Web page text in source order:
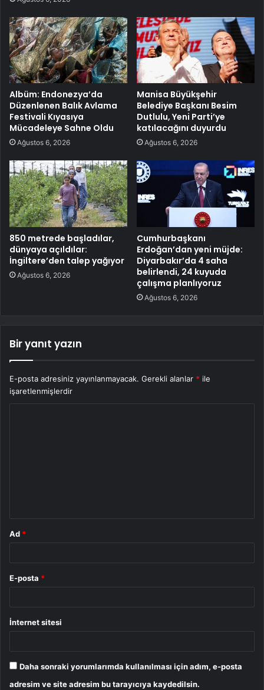
Albüm: Endonezya’da
Düzenlenen Balık Avlama
Festivali Kıyasıya
Mücadeleye Sahne Oldu
Ağustos 6, 2026
Manisa Büyükşehir
Belediye Başkanı Besim
Dutlulu, Yeni Parti’ye
katılacağını duyurdu
Ağustos 6, 2026
850 metrede başladılar,
dünyaya açıldılar:
İngiltere’den talep yağıyor
Ağustos 6, 2026
Cumhurbaşkanı
Erdoğan’dan yeni müjde:
Diyarbakır’da 4 saha
belirlendi, 24 kuyuda
çalışma planlıyoruz
Ağustos 6, 2026
Bir yanıt yazın
E-posta adresiniz yayınlanmayacak. Gerekli alanlar * ile
işaretlenmişlerdir
Ad *
E-posta *
İnternet sitesi
Daha sonraki yorumlarımda kullanılması için adım, e-posta
adresim ve site adresim bu tarayıcıya kaydedilsin.